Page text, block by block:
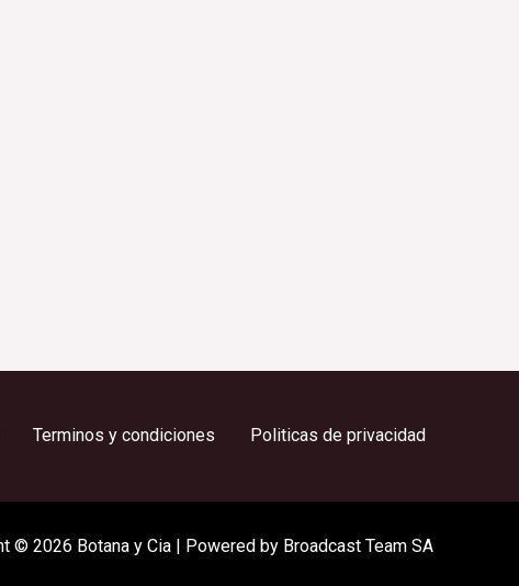
Terminos y condiciones Politicas de privacidad
© 2026 Botana y Cia | Powered by Broadcast Team SA